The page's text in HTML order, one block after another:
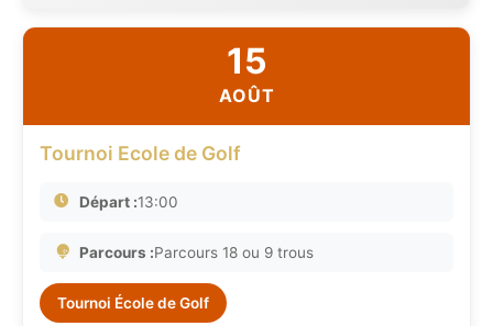
15
AOÛT
Tournoi Ecole de Golf
Départ :13:00
Parcours :Parcours 18 ou 9 trous
Tournoi École de Golf